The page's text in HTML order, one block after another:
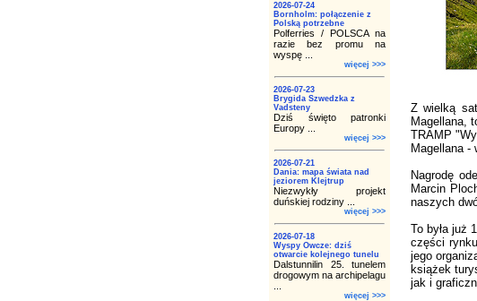
2026-07-24
Bornholm: połączenie z
Polską potrzebne
Polferries / POLSCA na
razie bez promu na
wyspę ...
więcej >>>
2026-07-23
Brygida Szwedzka z
Vadsteny
Dziś święto patronki
Europy ...
więcej >>>
2026-07-21
Dania: mapa świata nad
jeziorem Klejtrup
Niezwykły projekt
duńskiej rodziny ...
więcej >>>
2026-07-18
Wyspy Owcze: dziś
otwarcie kolejnego tunelu
Dalstunnilin 25. tunelem
drogowym na archipelagu
więcej >>>
Z wielką
Magellana,
TRAMP
Magellana -
Nagrodę
Marcin
naszych
To była już
części
jego
książek
jak i